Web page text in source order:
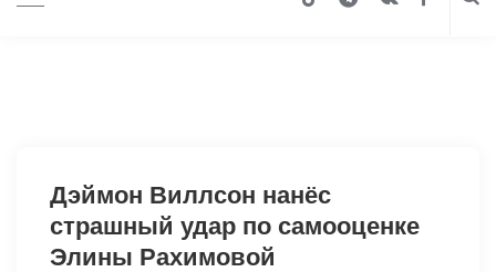
Дэймон Виллсон нанёс
страшный удар по самооценке
Элины Рахимовой